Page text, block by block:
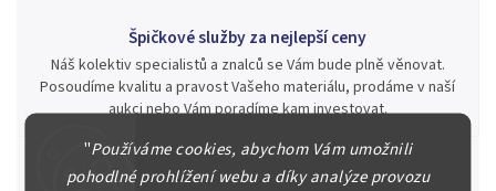
"Používáme cookies, abychom Vám umožnili
pohodlné prohlížení webu a díky analýze provozu
Špičkové služby za nejlepší ceny
Náš kolektiv specialistů a znalců se Vám bude plně věnovat.
Posoudíme kvalitu a pravost Vašeho materiálu, prodáme v naší
aukci nebo Vám poradíme kam investovat.